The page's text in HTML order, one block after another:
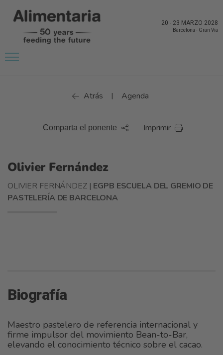
20 - 23 MARZO 2028
Barcelona - Gran Via
Atrás | Agenda
Comparta el ponente Imprimir
Olivier Fernández
OLIVIER FERNÁNDEZ | EGPB ESCUELA DEL GREMIO DE
PASTELERÍA DE BARCELONA
Biografía
Maestro pastelero de referencia internacional y
firme impulsor del movimiento Bean-to-Bar,
elevando el conocimiento técnico sobre el cacao.